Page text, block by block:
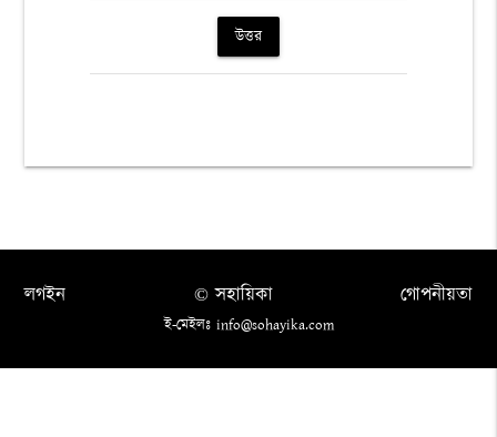
উত্তর
লগইন গোপনীয়তা
© সহায়িকা
ই-মেইলঃ info@sohayika.com